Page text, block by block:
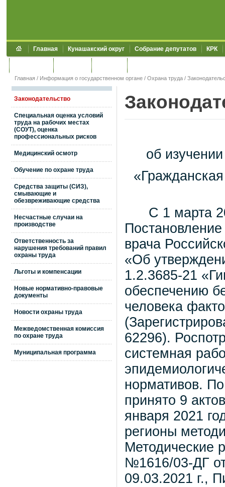
Главная Кунашакский округ Собрание депутатов КРК
Главная / Информация о государственном органе / Охрана труда /
Законодательство
Специальная оценка условий
труда на рабочих местах
(СОУТ), оценка
профессиональных рисков
Медицинский осмотр
Обучение по охране труда
Средства защиты (СИЗ),
смывающие и
обезвреживающие средства
Несчастные случаи на
производстве
Ответственность за
нарушения требований правил
охраны труда
Льготы и компенсации
Новые нормативно-правовые
документы
Новости охраны труда
Межведомственная комиссия
по охране труда
Муниципальная программа
об
С 1 марта
Постановление
врача
«Об
1.2.3685-21
обеспечению
человека
62296).
системная
нормативов.
принято 9
января 2021
регионы
Методические
№1616/03-ДГ
09.03.2021 г.,